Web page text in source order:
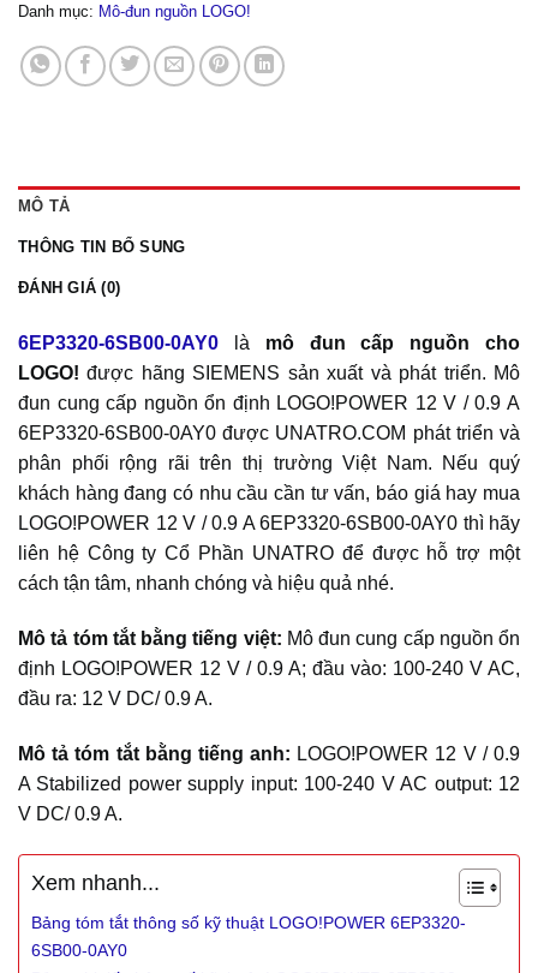
Danh mục: Mô-đun nguồn LOGO!
MÔ TẢ
THÔNG TIN BỔ SUNG
ĐÁNH GIÁ (0)
6EP3320-6SB00-0AY0 là mô đun cấp nguồn cho
LOGO! được hãng SIEMENS sản xuất và phát triển. Mô
đun cung cấp nguồn ổn định LOGO!POWER 12 V / 0.9 A
6EP3320-6SB00-0AY0 được UNATRO.COM phát triển và
phân phối rộng rãi trên thị trường Việt Nam. Nếu quý
khách hàng đang có nhu cầu cần tư vấn, báo giá hay mua
LOGO!POWER 12 V / 0.9 A 6EP3320-6SB00-0AY0 thì hãy
liên hệ Công ty Cổ Phần UNATRO để được hỗ trợ một
cách tận tâm, nhanh chóng và hiệu quả nhé.
Mô tả tóm tắt bằng tiếng việt: Mô đun cung cấp nguồn ổn
định LOGO!POWER 12 V / 0.9 A; đầu vào: 100-240 V AC,
đầu ra: 12 V DC/ 0.9 A.
Mô tả tóm tắt bằng tiếng anh: LOGO!POWER 12 V / 0.9
A Stabilized power supply input: 100-240 V AC output: 12
V DC/ 0.9 A.
Xem nhanh...
Bảng tóm tắt thông số kỹ thuật LOGO!POWER 6EP3320-
6SB00-0AY0